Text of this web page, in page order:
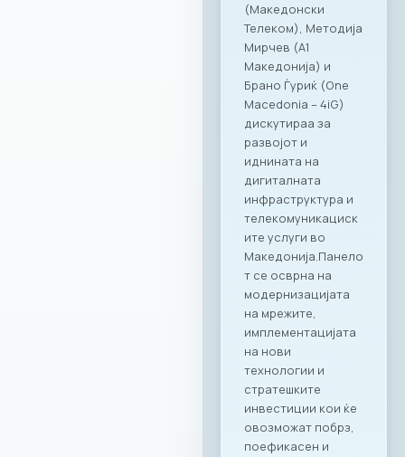
понудиме врвно
искуство и
поддршка како за
компаниите, така и
за сите нивни
вработени,
поставувајќи нови
стандарди во
корпоративното
дружење.“ – изјави
Ирена Голомеиќ,
Директор на
продажба, RAGUSA
Group Сеопфатно
партнерство со
целото портфолио
на Ragusa Group
Она што ја прави
оваа соработка
посебна е
нејзиниот широк
опсег.
Стратешкото
партнерство и